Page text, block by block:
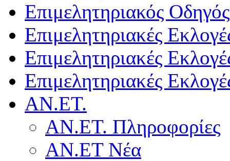
Επιμελητηριακός Οδηγός
Επιμελητηριακές
Επιμελητηριακές
Επιμελητηριακές
ΑΝ.ΕΤ.
ΑΝ.ΕΤ. Πληροφορίες
ΑΝ.ΕΤ Νέα